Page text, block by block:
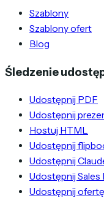
Szablony
Szablony ofert
Blog
Śledzenie
Udostępnij PDF
Udostępnij
Hostuj HTML
Udostępnij
Udostępnij
Udostępnij Sales
Udostępnij ofertę